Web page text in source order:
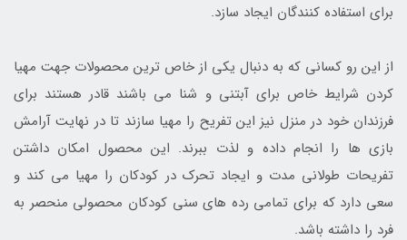
برای استفاده کنندگان ایجاد سازد.
از این رو کسانی که به دنبال یکی از خاص ترین محصولات جهت مهیا
کردن شرایط خاص برای آبتنی و شنا می باشند قادر هستند برای
فرزندان خود در منزل نیز این تفریح را مهیا سازند تا در نهایت آرامش
بازی ها را انجام داده و لذت ببرند. این محصول امکان داشتن
تفریحات طولانی مدت و ایجاد تحرک در کودکان را مهیا می کند و
سعی دارد که برای تمامی رده های سنی کودکان محصولی منحصر به
فرد را داشته باشد.